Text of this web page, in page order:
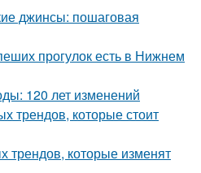
джинсы: пошаговая
прогулок есть в Нижнем
120 лет изменений
трендов, которые стоит
трендов, которые изменят